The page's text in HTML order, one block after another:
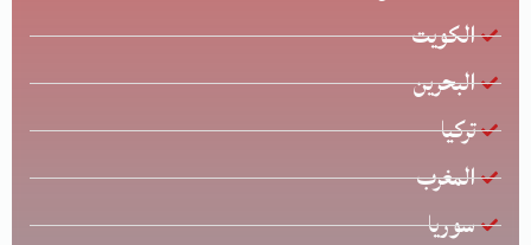
الكويت
البحرين
تركيا
المغرب
سوريا